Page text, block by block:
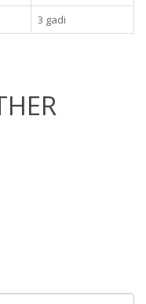
3 gadi